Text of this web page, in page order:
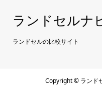
ランドセルナ
ランドセルの比較サイト
Copyright ©ランド